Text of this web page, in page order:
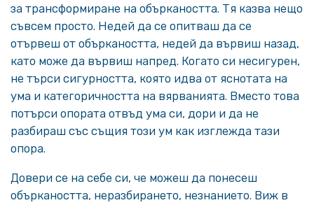
за трансформиране на объркаността. Тя казва нещо
съвсем просто. Недей да се опитваш да се
отървеш от объркаността, недей да вървиш назад,
като може да вървиш напред. Когато си несигурен,
не търси сигурността, която идва от яснотата на
ума и категоричността на вярванията. Вместо това
потърси опората отвъд ума си, дори и да не
разбираш със същия този ум как изглежда тази
опора.
Довери се на себе си, че можеш да понесеш
объркаността, неразбирането, незнанието. Виж в